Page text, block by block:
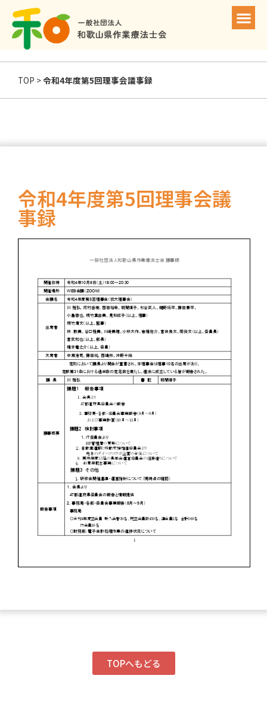
TOP >令和4年度第5回理事会議事録
令和4年度第5回理事会議
事録
TOPへもどる